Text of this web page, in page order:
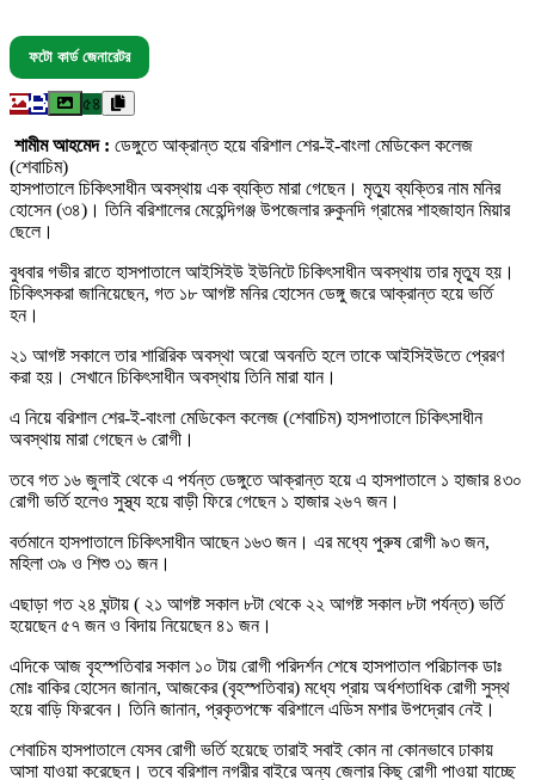
ফটো কার্ড জেনারেটর
৫৪
শামীম আহমেদ : ডেঙ্গুতে আক্রান্ত হয়ে বরিশাল শের-ই-বাংলা মেডিকেল কলেজ
(শেবাচিম)
হাসপাতালে চিকিৎসাধীন অবস্থায় এক ব্যক্তি মারা গেছেন। মৃত্যু ব্যক্তির নাম মনির
হোসেন (৩৪)। তিনি বরিশালের মেহেন্দিগঞ্জ উপজেলার রুকুনদি গ্রামের শাহজাহান মিয়ার
ছেলে।
বুধবার গভীর রাতে হাসপাতালে আইসিইউ ইউনিটে চিকিৎসাধীন অবস্থায় তার মৃত্যু হয়।
চিকিৎসকরা জানিয়েছেন, গত ১৮ আগষ্ট মনির হোসেন ডেঙ্গু জরে আক্রান্ত হয়ে ভর্তি
হন।
২১ আগষ্ট সকালে তার শারিরিক অবস্থা অরো অবনতি হলে তাকে আইসিইউতে প্রেরণ
করা হয়। সেখানে চিকিৎসাধীন অবস্থায় তিনি মারা যান।
এ নিয়ে বরিশাল শের-ই-বাংলা মেডিকেল কলেজ (শেবাচিম) হাসপাতালে চিকিৎসাধীন
অবস্থায় মারা গেছেন ৬ রোগী।
তবে গত ১৬ জুলাই থেকে এ পর্যন্ত ডেঙ্গুতে আক্রান্ত হয়ে এ হাসপাতালে ১ হাজার ৪৩০
রোগী ভর্তি হলেও সুস্থ্য হয়ে বাড়ী ফিরে গেছেন ১ হাজার ২৬৭ জন।
বর্তমানে হাসপাতালে চিকিৎসাধীন আছেন ১৬৩ জন। এর মধ্যে পুরুষ রোগী ৯৩ জন,
মহিলা ৩৯ ও শিশু ৩১ জন।
এছাড়া গত ২৪ ঘন্টায় ( ২১ আগষ্ট সকাল ৮টা থেকে ২২ আগষ্ট সকাল ৮টা পর্যন্ত) ভর্তি
হয়েছেন ৫৭ জন ও বিদায় নিয়েছেন ৪১ জন।
এদিকে আজ বৃহস্পতিবার সকাল ১০ টায় রোগী পরিদর্শন শেষে হাসপাতাল পরিচালক ডাঃ
মোঃ বাকির হোসেন জানান, আজকের (বৃহস্পতিবার) মধ্যে প্রায় অর্ধশতাধিক রোগী সুস্থ
হয়ে বাড়ি ফিরবেন। তিনি জানান, প্রকৃতপক্ষে বরিশালে এডিস মশার উপদ্রোব নেই।
শেবাচিম হাসপাতালে যেসব রোগী ভর্তি হয়েছে তারাই সবাই কোন না কোনভাবে ঢাকায়
আসা যাওয়া করেছেন। তবে বরিশাল নগরীর বাইরে অন্য জেলার কিছু রোগী পাওয়া যাচ্ছে